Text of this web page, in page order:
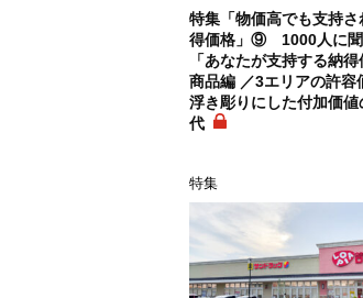
特集「物価高でも支持さ
得価格」⑨ 1000人に聞
「あなたが支持する納得
商品編 ／3エリアの許容
浮き彫りにした付加価値
代
特集